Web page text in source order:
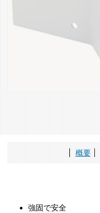
概要
強固で安全